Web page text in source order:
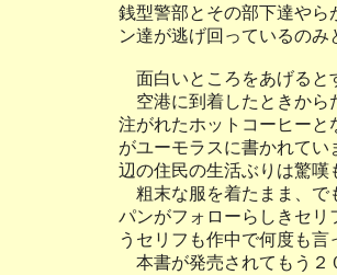
銭型警部とその部下達や
ン達が逃げ回っているの
面白いところをあげると
空港に到着したときから
注がれたホットコーヒー
がユーモラスに書かれて
辺の住民の生活ぶりは驚嘆
粗末な服を着たまま、で
パンがフォローらしきセ
うセリフも作中で何度も
本書が発売されてもう２